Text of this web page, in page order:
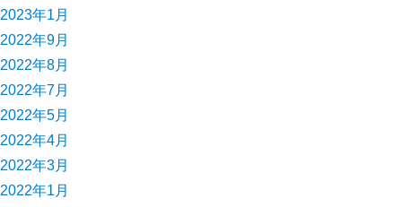
2023年1月
2022年9月
2022年8月
2022年7月
2022年5月
2022年4月
2022年3月
2022年1月